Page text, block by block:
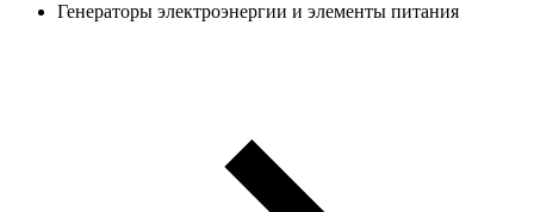
Генераторы электроэнергии и элементы питания